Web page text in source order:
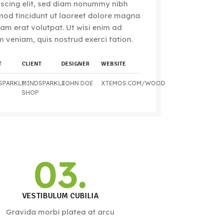
elit, sed diam nonummy nibh
tincidunt ut laoreet dolore magna
erat volutpat. Ut wisi enim ad
veniam, quis nostrud exerci tation.
CLIENT
MINDSPARKLE
SHOP
DESIGNER
JOHN DOE
WEBSITE
XTEMOS.COM/WOOD
03.
VESTIBULUM CUBILIA
Gravida morbi platea at arcu